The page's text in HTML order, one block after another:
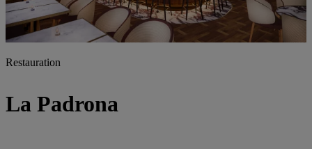
Restauration
La Padrona